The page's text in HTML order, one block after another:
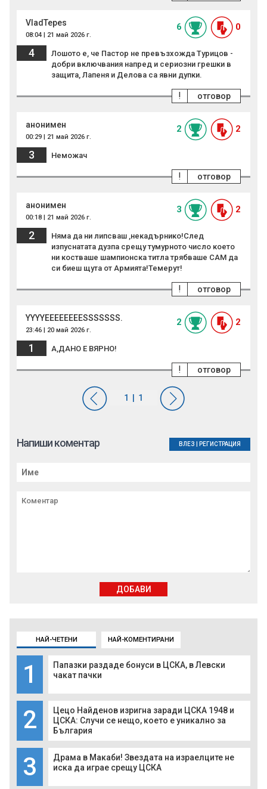
НАЙ-ЧЕТЕНИ НАЙ-КОМЕНТИРАНИ
1
Папазки раздаде бонуси в ЦСКА, в Левски
чакат пачки
2
Цецо Найденов изригна заради ЦСКА 1948 и
ЦСКА: Случи се нещо, което е уникално за
България
3
Драма в Макаби! Звездата на израелците не
иска да играе срещу ЦСКА
VladTepes
08:04 | 21 май 2026 г.
6 0
4
Лошото е, че Пастор не превъзхожда Турицов -
добри включвания напред и сериозни грешки в
защита, Лапеня и Делова са явни дупки.
отговор
!
анонимен
00:29 | 21 май 2026 г.
2 2
3 Неможач
отговор
!
анонимен
00:18 | 21 май 2026 г.
3 2
2
Няма да ни липсваш ,некадърнико!След
изпуснатата дузпа срещу тумурното число което
ни костваше шампионска титла трябваше САМ да
си биеш щута от Армията!Темерут!
отговор
!
YYYYEEEEEEEESSSSSSS.
23:46 | 20 май 2026 г.
2 2
1 А,ДАНО Е ВЯРНО!
отговор
!
Напиши коментар ВЛЕЗ РЕГИСТРАЦИЯ
ДОБАВИ